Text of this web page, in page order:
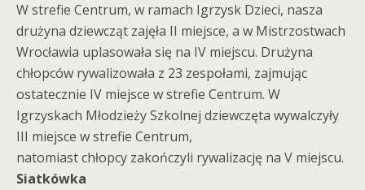
W strefie Centrum, w ramach Igrzysk Dzieci, nasza
drużyna dziewcząt zajęła II miejsce, a w Mistrzostwach
Wrocławia uplasowała się na IV miejscu. Drużyna
chłopców rywalizowała z 23 zespołami, zajmując
ostatecznie IV miejsce w strefie Centrum. W
Igrzyskach Młodzieży Szkolnej dziewczęta wywalczyły
III miejsce w strefie Centrum,
natomiast chłopcy zakończyli rywalizację na V miejscu.
Siatkówka